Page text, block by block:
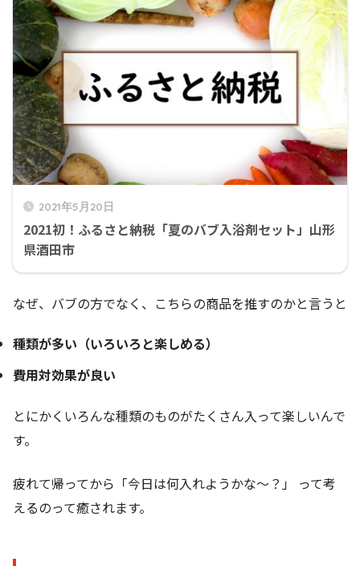
2021年5月20日
2021初！ふるさと納税「夏のバブ入浴剤セット」山形
県酒田市
なぜ、バブの方でなく、こちらの商品を推すのかと言うと
種類が多い（いろいろと楽しめる）
費用対効果が良い
とにかくいろんな種類のものがたくさん入って楽しいんで
す。
疲れて帰ってから「今日は何入れようかな～？」 って考
えるのって癒されます。